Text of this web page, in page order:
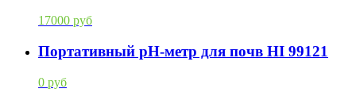
17000 руб
Портативный pH-метр для почв HI 99121
0 руб